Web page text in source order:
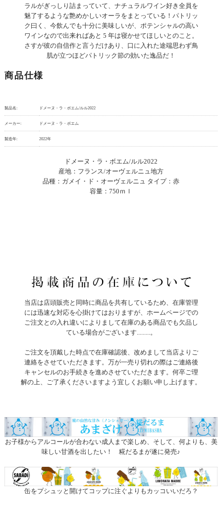
ラルがぎっしり詰まっていて、ナチュラルワイン好き全員を
魅了するような艶めかしいオーラをまとっている！パトリッ
ク曰く、今飲んでも十分に美味しいが、ポテンシャルの高い
ワインなので出来ればあと 5 年は寝かせてほしいとのこと。
さすが彼の自信作と言うだけあり、口に入れた途端思わず鳥
肌が立つほどパトリック節の効いた逸品だ！
商品仕様
製品名: ドメーヌ・ラ・ボエム/ルル2022
メーカー: ドメーヌ・ラ・ボエム
製造年: 2022年
ドメーヌ・ラ・ボエム/ルル2022
産地：フランス/オーヴェルニュ地方
品種：ガメイ・ド・オーヴェルニュ タイプ：赤
容量：750ｍｌ
当店は店頭販売と同時に商品を共有しているため、在庫管理
には迅速な対応を心掛けてはおりますが、ホームページでの
ご注文との入れ違いによりまして在庫のある商品でも欠品し
ている場合がございます.........。
ご注文を頂戴した時点で在庫確認後、改めまして当店よりご
連絡をさせていただきます。万が一売り切れの際はご連絡後
キャンセルのお手続きを進めさせていただきます。何卒ご理
解の上、ご了承くださいますよう宜しくお願い申し上げます。
お子様からアルコールが合わない成人まで楽しめ、そして、何よりも、美
味しい甘酒を出したい！ 糀だるまが遂に発売♪
缶をプシュッと開けてコップに注ぐよりもカッコいいだろ？